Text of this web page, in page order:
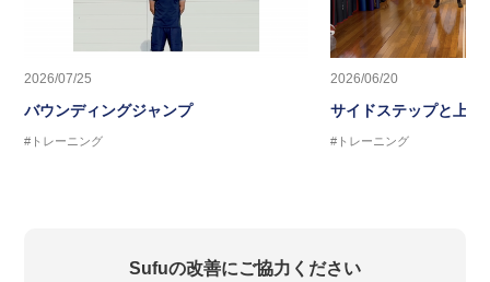
2026/07/25
バウンディングジャンプ
#トレーニング
2026/06/20
サイドステップと上半
#トレーニング
Sufuの改善にご協力ください